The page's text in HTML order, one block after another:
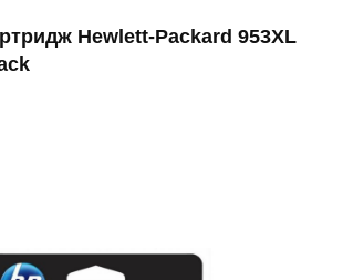
Hewlett-Packard 953XL